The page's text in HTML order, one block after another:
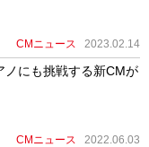
CMニュース 2023.02.14
にも挑戦する新CMが
CMニュース 2022.06.03